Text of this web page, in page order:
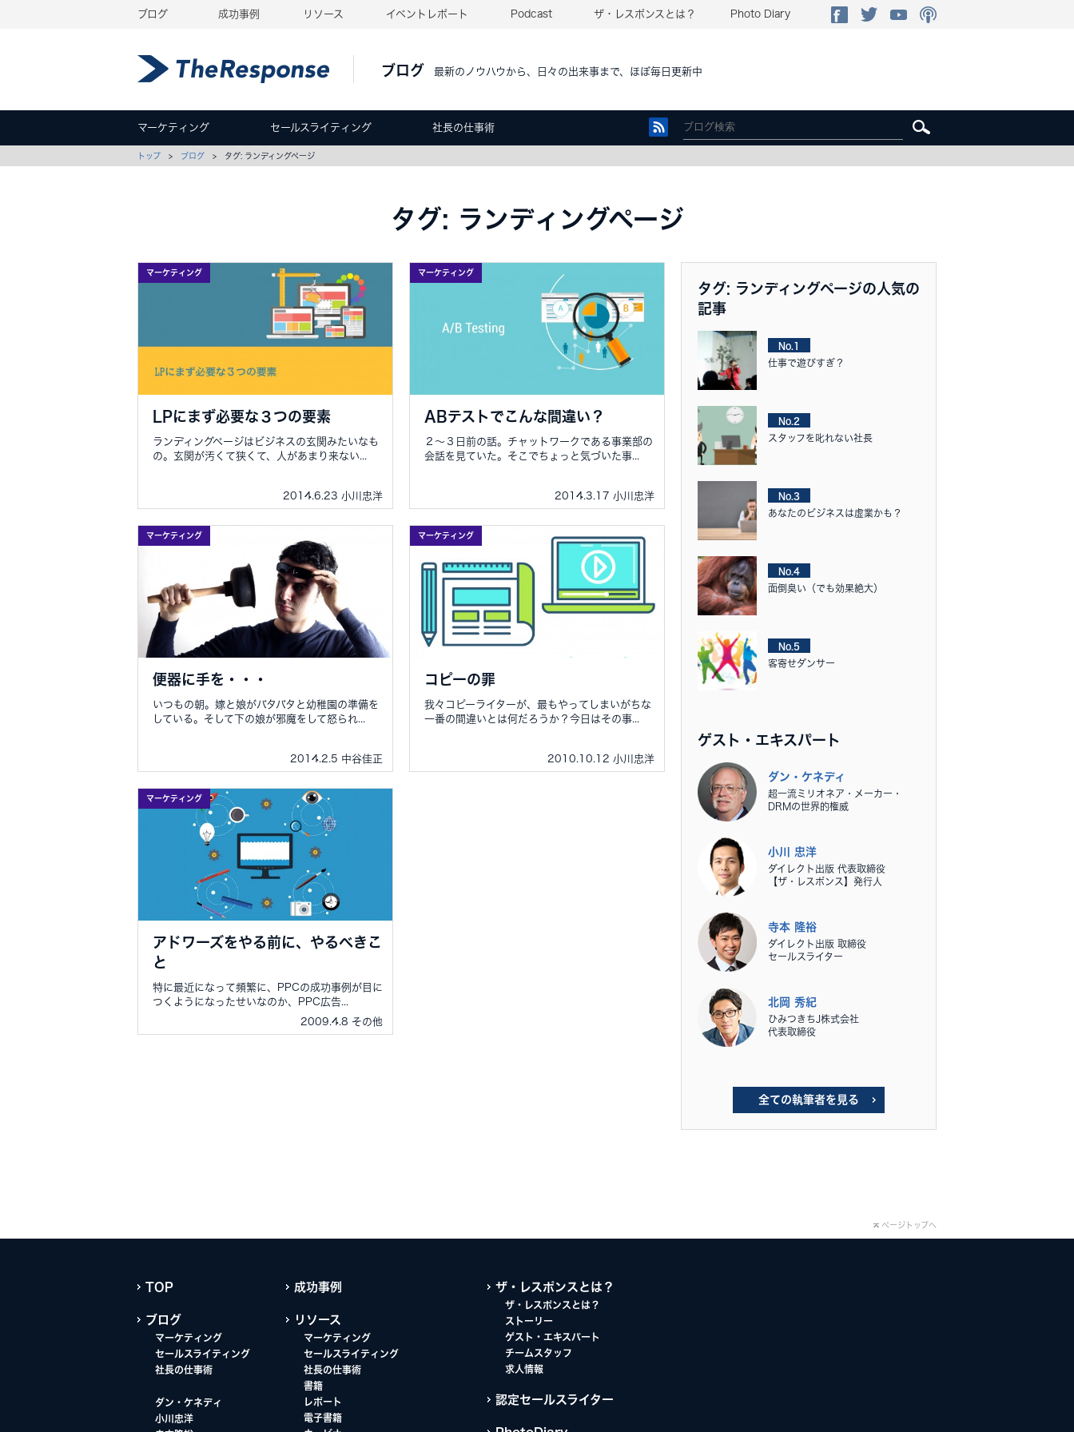
ブログ 成功事例 リソース イベントレポート Podcast ザ・レスポンスとは？ Photo Diary
ブログ 最新のノウハウから、日々の出来事まで、ほぼ毎日更新中
マーケティング セールスライティング 社長の仕事術
トップ > ブログ > タグ: ランディングページ
タグ: ランディングページ
マーケティング
LPにまず必要な３つの要素
ランディングページはビジネスの玄関みたいなも
の。玄関が汚くて狭くて、人があまり来ない...
2014.6.23 小川忠洋
マーケティング
ABテストでこんな間違い？
２～３日前の話。チャットワークである事業部の
会話を見ていた。そこでちょっと気づいた事...
2014.3.17 小川忠洋
マーケティング
便器に手を・・・
いつもの朝。嫁と娘がバタバタと幼稚園の準備を
している。そして下の娘が邪魔をして怒られ...
2014.2.5 中谷佳正
マーケティング
コピーの罪
我々コピーライターが、最もやってしまいがちな
一番の間違いとは何だろうか？今日はその事...
2010.10.12 小川忠洋
マーケティング
アドワーズをやる前に、やるべきこ
と
特に最近になって頻繁に、PPCの成功事例が目に
つくようになったせいなのか、PPC広告...
2009.4.8 その他
タグ: ランディングページの人気の
記事
No.1
仕事で遊びすぎ？
No.2
スタッフを叱れない社長
No.3
あなたのビジネスは虚業かも？
No.4
面倒臭い（でも効果絶大）
No.5
客寄せダンサー
ゲスト・エキスパート
ダン・ケネディ
超一流ミリオネア・メーカー・
DRMの世界的権威
小川 忠洋
ダイレクト出版 代表取締役
【ザ・レスポンス】発行人
寺本 隆裕
ダイレクト出版 取締役
セールスライター
北岡 秀紀
ひみつきちJ株式会社
代表取締役
全ての執筆者を見る
ページトップへ
TOP
ブログ
マーケティング
セールスライティング
社長の仕事術
ダン・ケネディ
小川忠洋
成功事例
リソース
マーケティング
セールスライティング
社長の仕事術
書籍
レポート
電子書籍
ザ・レスポンスとは？
ザ・レスポンスとは？
ストーリー
ゲスト・エキスパート
チームスタッフ
求人情報
認定セールスライター